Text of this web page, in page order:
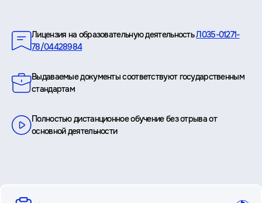
Лицензия на образовательную деятельностьЛ035-01271-
78/04428984
Выдаваемые документы соответствуют государственным
стандартам
Полностью дистанционное обучение без отрыва от
основной деятельности
вопросы